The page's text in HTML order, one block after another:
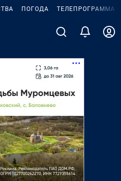
ПОГОДА ТЕЛЕПРОГРАММА